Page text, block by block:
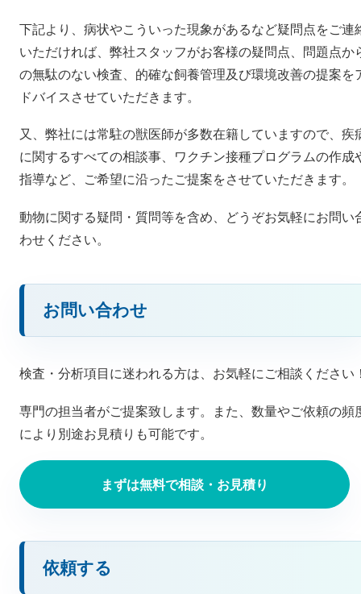
下記より、病状やこういった現象があるなど疑問点をご連
いただければ、弊社スタッフがお客様の疑問点、問題点か
の無駄のない検査、的確な飼養管理及び環境改善の提案を
ドバイスさせていただきます。
又、弊社には常駐の獣医師が多数在籍していますので、疾
に関するすべての相談事、ワクチン接種プログラムの作成
指導など、ご希望に沿ったご提案をさせていただきます。
動物に関する疑問・質問等を含め、どうぞお気軽にお問い
わせください。
お問い合わせ
検査・分析項目に迷われる方は、お気軽にご相談ください
専門の担当者がご提案致します。また、数量やご依頼の頻
により別途お見積りも可能です。
まずは無料で相談・お見積り
依頼する